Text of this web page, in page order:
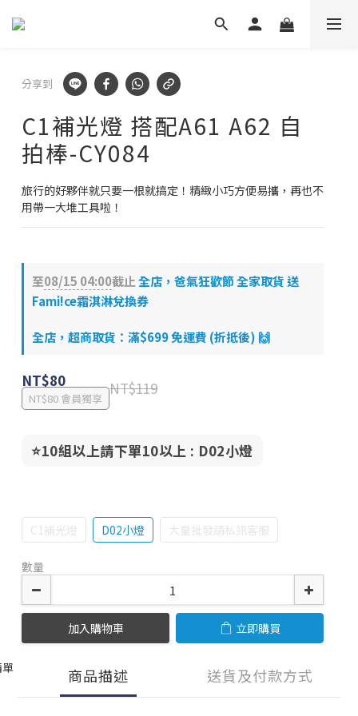
分享到
C1補光燈 搭配A61 A62 自
拍棒-CY084
旅行的好夥伴就只要一根就搞定！精緻小巧方便易攜，再也不
用帶一大堆工具啦！
至08/15 04:00截止全店，爸氣狂歡節 全家取貨 送
Fami!ce霜淇淋兌換券
全店，超商取貨：滿$699 免運費 (折抵後) 🙌
NT$119
NT$80
NT$80 會員獨享
⭐️10組以上請下單10以上 : D02小燈
C1補光燈 D02小燈 大量批發請私訊客服
數量
加入購物車 立即購買
商品描述 送貨及付款方式
✕
💬 加Line 享$30折扣!
🛡️ APEXEL/MEFU品牌保固一年!
立即逛逛
✅ APEXEL商品享15天鑑賞期!